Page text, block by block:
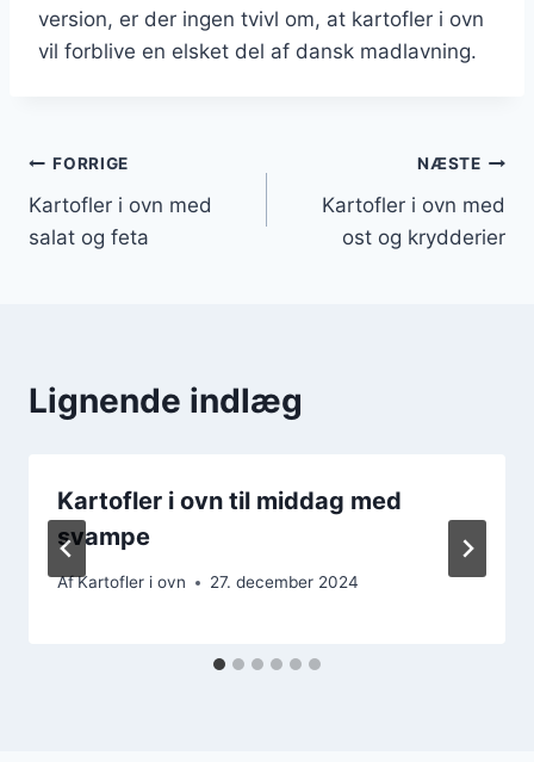
version, er der ingen tvivl om, at kartofler i ovn
vil forblive en elsket del af dansk madlavning.
Indlægsnavigation
FORRIGE
Kartofler i ovn med
salat og feta
NÆSTE
Kartofler i ovn med
ost og krydderier
Lignende indlæg
Kartofler i ovn til middag med
svampe
AfKartofler i ovn 27. december 2024